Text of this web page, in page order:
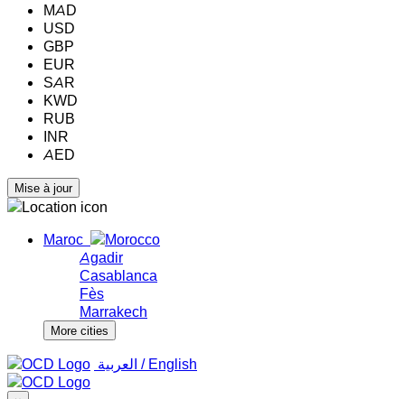
MAD
USD
GBP
EUR
SAR
KWD
RUB
INR
AED
Maroc
Agadir
Casablanca
Fès
Marrakech
More cities
‏العربية ‏ / English